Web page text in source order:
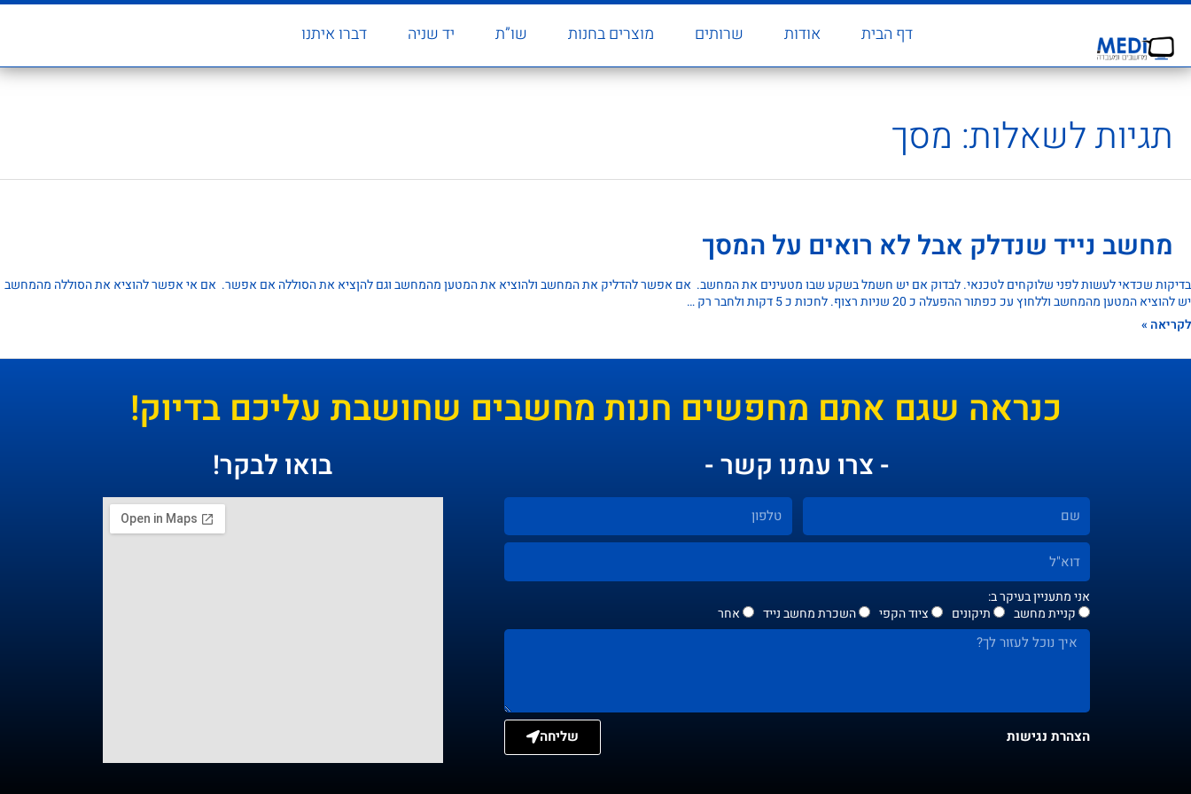
דף הבית אודות שרותים מוצרים בחנות שו”ת יד שניה דברו איתנו
תגיות לשאלות: מסך
מחשב נייד שנדלק אבל לא רואים על המסך
בדיקות שכדאי לעשות לפני שלוקחים לטכנאי. לבדוק אם יש חשמל בשקע שבו מטעינים את המחשב. אם אפשר להדליק את המחשב ולהוציא את המטען מהמחשב וגם להןציא את הסוללה אם אפשר. אם אי אפשר להוציא את הסוללה מהמחשב
יש להוציא המטען מהמחשב וללחוץ עכ כפתור ההפעלה כ 20 שניות רצוף. לחכות כ 5 דקות ולחבר רק …
לקריאה »
כנראה שגם אתם מחפשים חנות מחשבים שחושבת עליכם בדיוק!
- צרו עמנו קשר -
אני מתעניין בעיקר ב:
קניית מחשב
תיקונים ציוד הקפי השכרת מחשב נייד אחר
שליחה הצהרת נגישות
בואו לבקר!